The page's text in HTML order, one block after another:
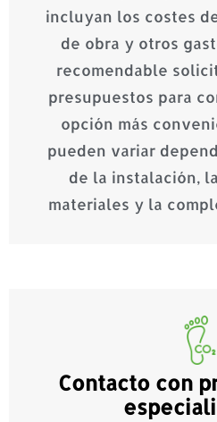
incluyan los costes
de obra y otros
recomendable
presupuestos para
opción más
pueden variar
de la instalación,
materiales y la
Contacto con